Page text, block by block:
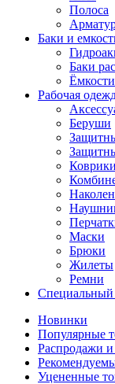
Полоса
Баки и
Баки
Ёмкости
Рабочая
Беруши
Маски
Брюки
Жилеты
Ремни
Специальный
Новинки
Популярные
Распродажи
Уцененные